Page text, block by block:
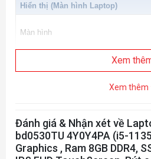
Hiển thị (Màn hình Laptop)
Màn hình
Wireless
Lan
Xem
Xem thêm
Đánh giá & Nhận xét về
bd0530TU 4Y0Y4PA (i5-
Graphics , Ram 8GB DDR4,